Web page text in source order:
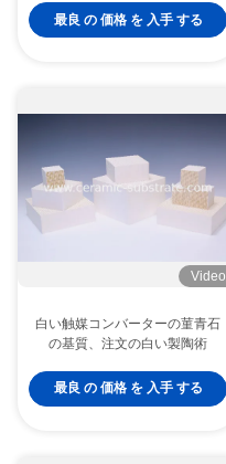
最良 の 価格 を 入手 する
Video
白い触媒コンバーターの菫青石
の基質、注文の白い製陶術
最良 の 価格 を 入手 する